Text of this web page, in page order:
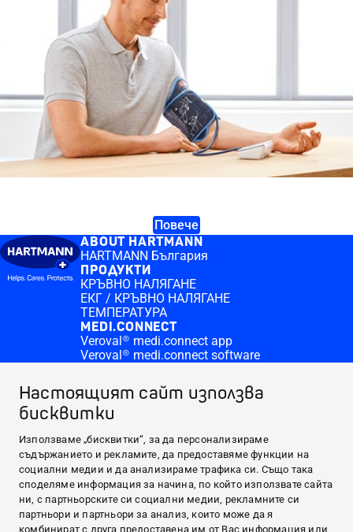
Настоящият сайт използва
бисквитки
Използваме „бисквитки“, за да персонализираме
съдържанието и рекламите, да предоставяме функции на
социални медии и да анализираме трафика си. Също така
споделяме информация за начина, по който използвате сайта
ни, с партньорските си социални медии, рекламните си
партньори и партньори за анализ, които може да я
комбинират с друга предоставена им от Вас информация или
Повече
ABOUT HARTMANN
HARTMANN България
ПРОДУКТИ
КРЪВНО НАЛЯГАНЕ
ЕКГ / КРЪВНО НАЛЯГАНЕ
ТЕМПЕРАТУРА
MEDI.CONNECT
Veroval® medi.connect app
Veroval® medi.connect software
Online pharmacies Veroval duo control
ПОЛЕЗНО
Кръвно налягане
CONTACT & MORE
Medi.connect Login
Контакт
ABOUT HARTMANN
ПРОДУКТИ
MEDI.CONNECT